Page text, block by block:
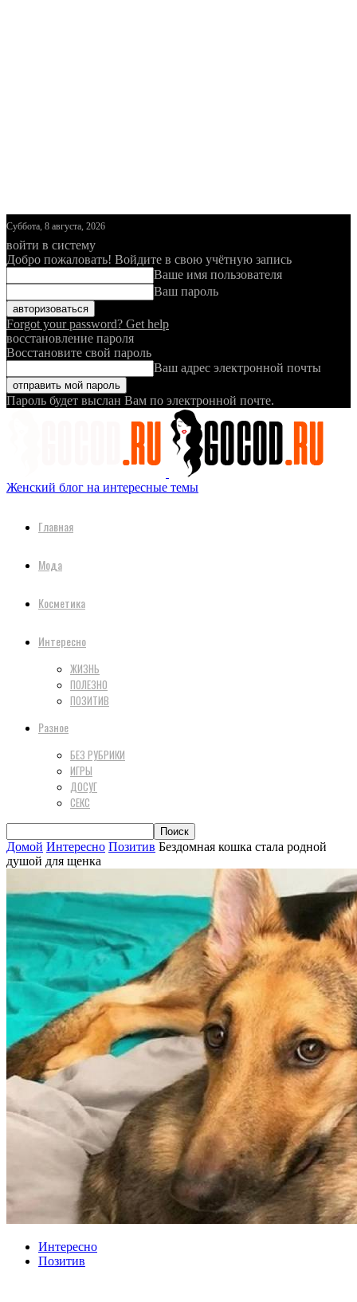
Суббота, 8 августа, 2026
войти в систему
Добро пожаловать! Войдите в свою учётную запись
Ваше имя пользователя
Ваш пароль
Forgot your password? Get help
восстановление пароля
Восстановите свой пароль
Ваш адрес электронной почты
Пароль будет выслан Вам по электронной почте.
Женский блог на интересные темы
Главная
Мода
Косметика
Интересно
ЖИЗНЬ
ПОЛЕЗНО
ПОЗИТИВ
Разное
БЕЗ РУБРИКИ
ИГРЫ
ДОСУГ
СЕКС
Домой Интересно Позитив Бездомная кошка стала родной
душой для щенка
Интересно
Позитив